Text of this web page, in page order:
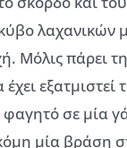
λαχανικών
Μόλις πάρει
φαγητό σε μία
μία βράση